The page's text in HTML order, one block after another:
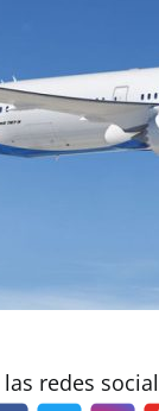
las redes